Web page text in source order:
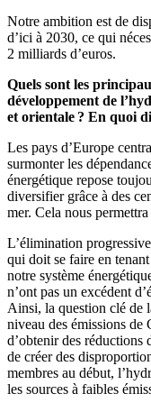
Notre ambition est de
d’ici à 2030, ce qui
2 milliards d’euros.
Quels sont les
développement de
et orientale ? En quoi
Les pays d’Europe
surmonter les
énergétique repose
diversifier grâce à des
mer. Cela nous
L’élimination
qui doit se faire en
notre système
n’ont pas un excédent
Ainsi, la question clé de
niveau des émissions
d’obtenir des réductions
de créer des
membres au début,
les sources à faibles